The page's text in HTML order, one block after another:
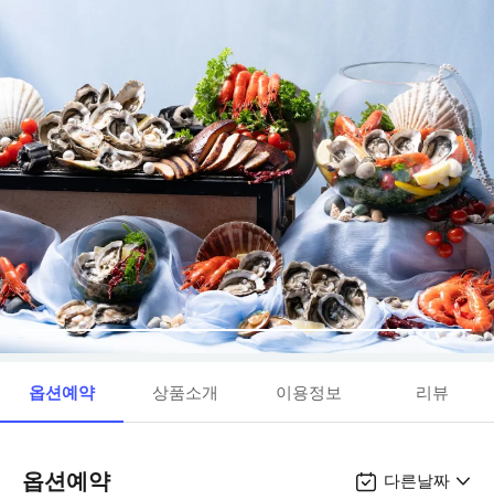
옵션예약 상품소개 이용정보 리뷰
옵션예약 다른날짜